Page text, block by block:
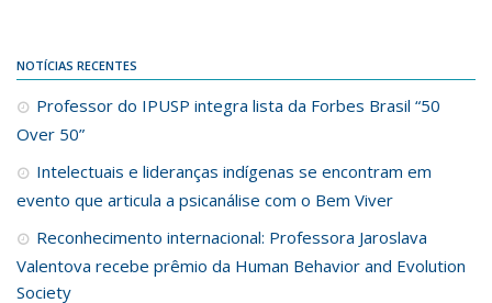
NOTÍCIAS RECENTES
Professor do IPUSP integra lista da Forbes Brasil “50
Over 50”
Intelectuais e lideranças indígenas se encontram em
evento que articula a psicanálise com o Bem Viver
Reconhecimento internacional: Professora Jaroslava
Valentova recebe prêmio da Human Behavior and Evolution
Society